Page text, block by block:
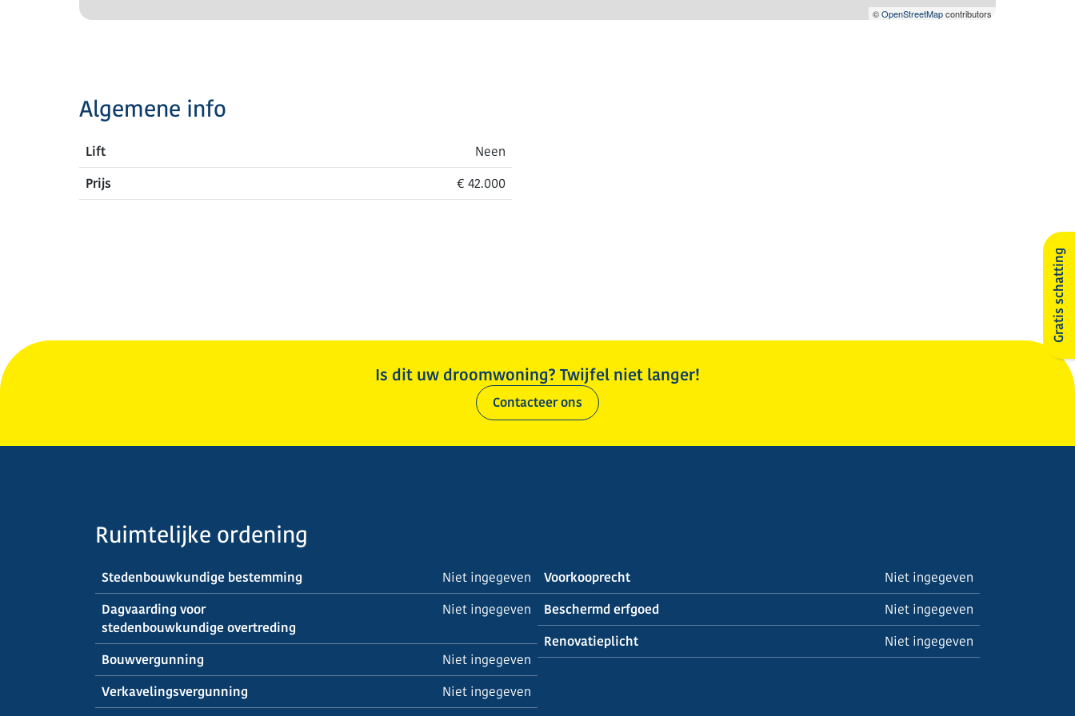
©OpenStreetMapcontributors
Algemene info
Lift
Neen
Prijs
€ 42.000
Is dit uw droomwoning? Twijfel niet langer!
Contacteer ons
Ruimtelijke ordening
Stedenbouwkundige bestemming
Niet ingegeven
Dagvaarding voor
stedenbouwkundige overtreding
Niet ingegeven
Bouwvergunning
Niet ingegeven
Verkavelingsvergunning
Niet ingegeven
Voorkooprecht
Niet ingegeven
Beschermd erfgoed
Niet ingegeven
Renovatieplicht
Niet ingegeven
Gratis schatting